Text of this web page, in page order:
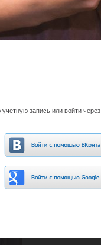
запись или войти через